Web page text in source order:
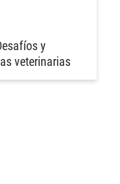
y
veterinarias